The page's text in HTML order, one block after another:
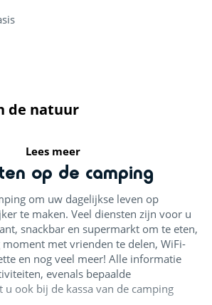
de natuur
Lees meer
op de camping
om uw dagelijkse leven op
te maken. Veel diensten zijn voor u
snackbar en supermarkt om te eten,
moment met vrienden te delen, WiFi-
en nog veel meer! Alle informatie
evenals bepaalde
ook bij de kassa van de camping